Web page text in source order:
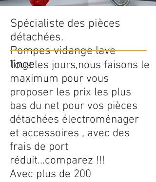
Spécialiste des pièces
détachées.
Pompes vidange lave
linge
Tous les jours,nous faisons le
maximum pour vous
proposer les prix les plus
bas du net pour vos pièces
détachées électroménager
et accessoires , avec des
frais de port
réduit...comparez !!!
Avec plus de 200